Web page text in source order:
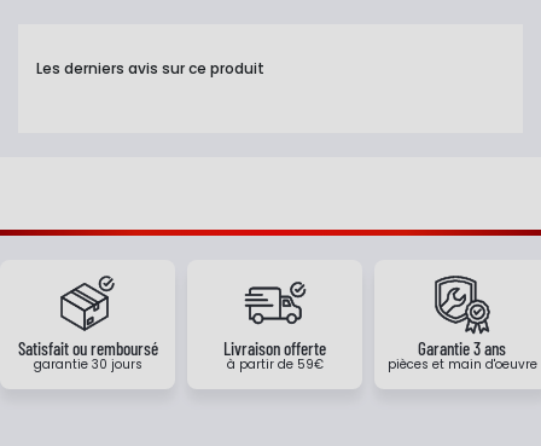
Les derniers avis sur ce produit
Satisfait ou remboursé
garantie 30 jours
Livraison offerte
à partir de 59€
Garantie 3 ans
pièces et main d'oeuvre